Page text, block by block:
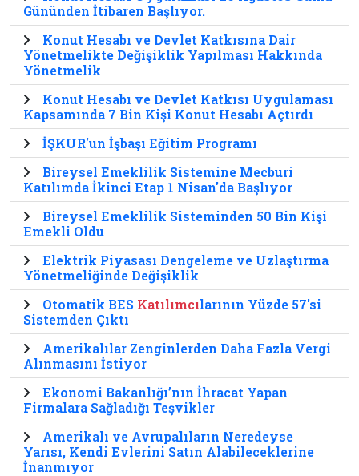
Gününden İtibaren Başlıyor.
Konut Hesabı ve Devlet Katkısına Dair
Yönetmelikte Değişiklik Yapılması Hakkında
Yönetmelik
Konut Hesabı ve Devlet Katkısı Uygulaması
Kapsamında 7 Bin Kişi Konut Hesabı Açtırdı
İŞKUR'un İşbaşı Eğitim Programı
Bireysel Emeklilik Sistemine Mecburi
Katılımda İkinci Etap 1 Nisan'da Başlıyor
Bireysel Emeklilik Sisteminden 50 Bin Kişi
Emekli Oldu
Elektrik Piyasası Dengeleme ve Uzlaştırma
Yönetmeliğinde Değişiklik
Otomatik BES Katılımcılarının Yüzde 57'si
Sistemden Çıktı
Amerikalılar Zenginlerden Daha Fazla Vergi
Alınmasını İstiyor
Ekonomi Bakanlığı’nın İhracat Yapan
Firmalara Sağladığı Teşvikler
Amerikalı ve Avrupalıların Neredeyse
Yarısı, Kendi Evlerini Satın Alabileceklerine
İnanmıyor